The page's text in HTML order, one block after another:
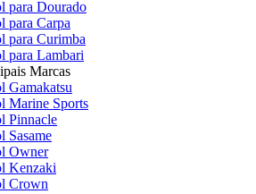
para Dourado
para Carpa
para Curimba
para Lambari
Marcas
Gamakatsu
Marine Sports
Pinnacle
Sasame
Owner
Kenzaki
Crown